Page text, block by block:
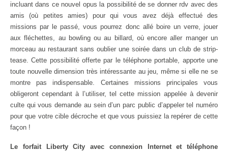
incluant dans ce nouvel opus la possibilité de se donner rdv avec des
amis (où petites amies) pour qui vous avez déjà effectué des
missions par le passé, vous pourrez donc allé boire un verre, jouer
aux fléchettes, au bowling ou au billard, où encore aller manger un
morceau au restaurant sans oublier une soirée dans un club de strip-
tease. Cette possibilité offerte par le téléphone portable, apporte une
toute nouvelle dimension très intéressante au jeu, même si elle ne se
montre pas indispensable. Certaines missions principales vous
obligeront cependant à l’utiliser, tel cette mission appelée à devenir
culte qui vous demande au sein d’un parc public d’appeler tel numéro
pour que votre cible décroche et que vous puissiez la repérer de cette
façon !
Le forfait Liberty City avec connexion Internet et téléphone